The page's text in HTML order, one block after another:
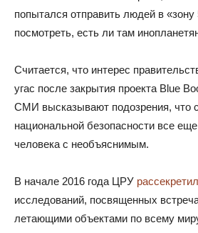
попытался отправить людей в «зону
посмотреть, есть ли там
Считается, что интерес
угас после закрытия проекта Blue
СМИ высказывают подозрения, что
национальной безопасности все
человека с необъяснимым.
В начале 2016 года ЦРУ
исследований, посвященных
летающими объектами по всему